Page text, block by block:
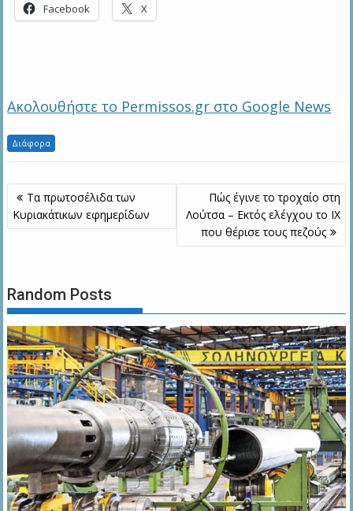
Facebook X
Ακολουθήστε το Permissos.gr στο Google News
Διάφορα
Πλοήγηση
άρθρων
Τα πρωτοσέλιδα των
Kυριακάτικων εφημερίδων
Πώς έγινε το τροχαίο στη
Λούτσα – Εκτός ελέγχου το ΙΧ
που θέρισε τους πεζούς
Random Posts